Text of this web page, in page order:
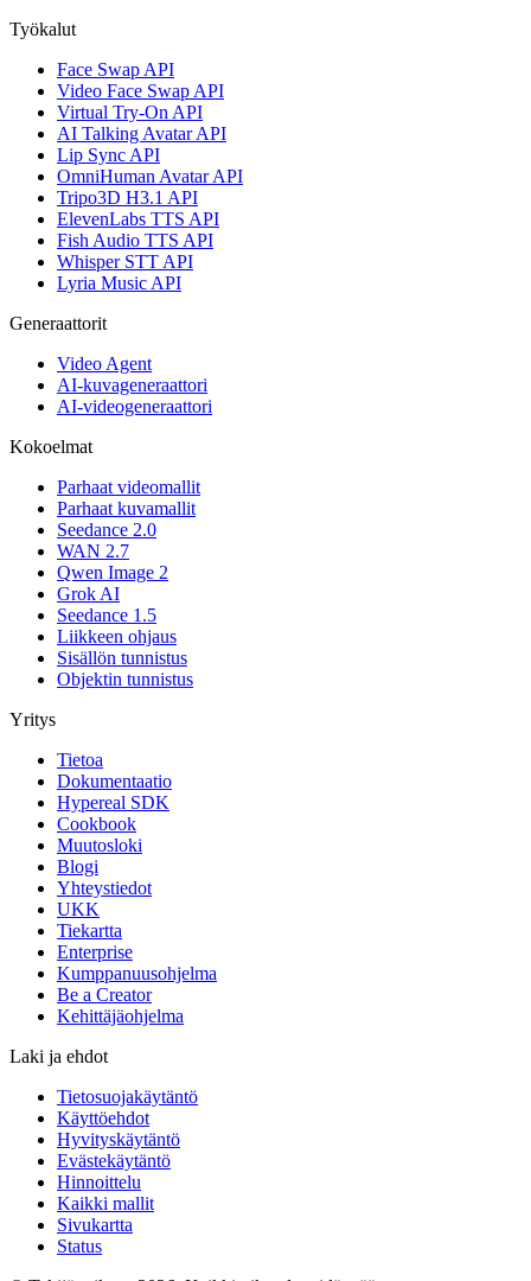
Työkalut
Face Swap API
Video Face Swap API
Virtual Try-On API
AI Talking Avatar API
Lip Sync API
OmniHuman Avatar API
Tripo3D H3.1 API
ElevenLabs TTS API
Fish Audio TTS API
Whisper STT API
Lyria Music API
Generaattorit
Video Agent
AI-kuvageneraattori
AI-videogeneraattori
Kokoelmat
Parhaat videomallit
Parhaat kuvamallit
Seedance 2.0
WAN 2.7
Qwen Image 2
Grok AI
Seedance 1.5
Liikkeen ohjaus
Sisällön tunnistus
Objektin tunnistus
Yritys
Tietoa
Dokumentaatio
Hypereal SDK
Cookbook
Muutosloki
Blogi
Yhteystiedot
UKK
Tiekartta
Enterprise
Kumppanuusohjelma
Be a Creator
Kehittäjäohjelma
Laki ja ehdot
Tietosuojakäytäntö
Käyttöehdot
Hyvityskäytäntö
Evästekäytäntö
Hinnoittelu
Kaikki mallit
Sivukartta
Status